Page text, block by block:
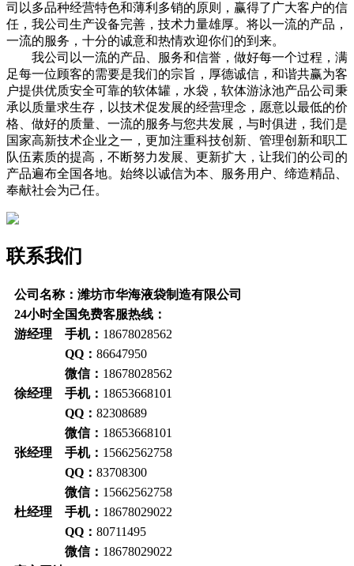
司以多品种经营特色和薄利多销的原则，赢得了广大客户的信
任，我公司生产设备完善，技术力量雄厚。将以一流的产品，
一流的服务，十分的诚意和热情欢迎你们的到来。
我公司以一流的产品、服务和信誉，做好每一个过程，满
足每一位顾客的需要是我们的宗旨，厚德诚信，和谐共赢为客
户提供优质安全可靠的软体罐，水袋，软体游泳池产品公司秉
承以质量求生存，以技术促发展的经营理念，愿意以最低的价
格、做好的质量、一流的服务与您共发展，与时俱进，我们是
国家高新技术企业之一，更加注重科技创新、管理创新和职工
队伍素质的提高，不断努力发展、更新扩大，让我们的公司的
产品遍布全国各地。始终以诚信为本、服务用户、缔造精品、
奉献社会为己任。
联系我们
公司名称：潍坊市华海液袋制造有限公司
24小时全国免费客服热线：
游经理 手机： 18678028562
QQ： 86647950
微信： 18678028562
徐经理 手机： 18653668101
QQ： 82308689
微信： 18653668101
张经理 手机： 15662562758
QQ： 83708300
微信： 15662562758
杜经理 手机： 18678029022
QQ： 80711495
微信： 18678029022